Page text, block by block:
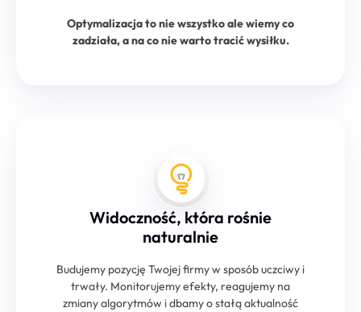
Optymalizacja to nie wszystko ale wiemy co
zadziała, a na co nie warto tracić wysiłku.
Widoczność, która rośnie
naturalnie
Budujemy pozycję Twojej firmy w sposób uczciwy i
trwały. Monitorujemy efekty, reagujemy na
zmiany algorytmów i dbamy o stałą aktualność